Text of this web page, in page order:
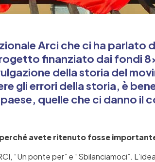
Arci che ci ha parlato
finanziato dai fondi
della storia del
gli errori della storia, è
quelle che ci danno il
avete ritenuto fosse
“Un ponte per” e “Sbilanciamoci”.